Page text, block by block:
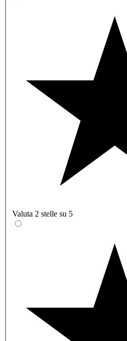
Valuta 2 stelle su 5